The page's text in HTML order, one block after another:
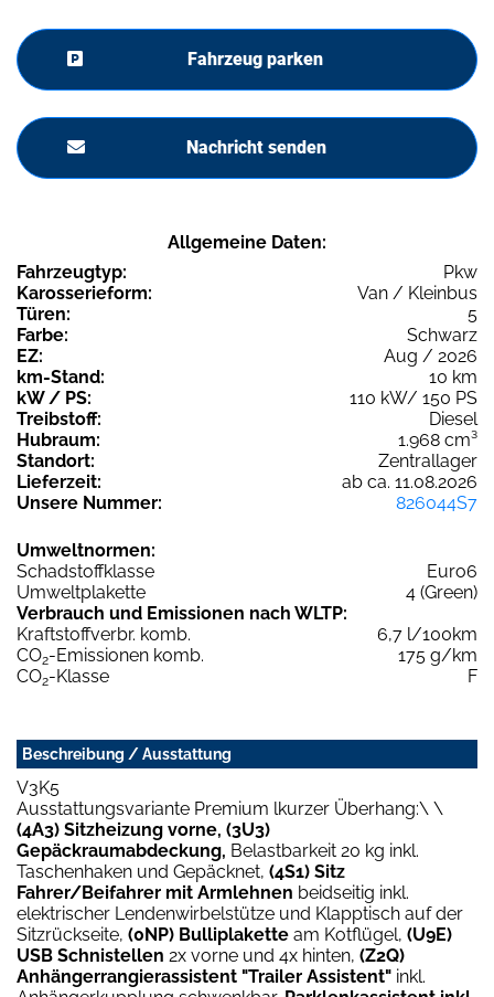
Fahrzeug parken
Nachricht senden
Allgemeine Daten:
Fahrzeugtyp:
Pkw
Karosserieform:
Van / Kleinbus
Türen:
5
Farbe:
Schwarz
EZ:
Aug / 2026
km-Stand:
10 km
kW / PS:
110 kW/ 150 PS
Treibstoff:
Diesel
Hubraum:
1.968 cm³
Standort:
Zentrallager
Lieferzeit:
ab ca. 11.08.2026
Unsere Nummer:
826044S7
Umweltnormen:
Schadstoffklasse
Euro6
Umweltplakette
4 (Green)
Verbrauch und Emissionen nach WLTP:
Kraftstoffverbr. komb.
6,7 l/100km
CO2-Emissionen komb.
175 g/km
CO2-Klasse F
Beschreibung / Ausstattung
V3K5
Ausstattungsvariante Premium lkurzer Überhang:\ \
(4A3) Sitzheizung vorne, (3U3)
Gepäckraumabdeckung, Belastbarkeit 20 kg inkl.
Taschenhaken und Gepäcknet, (4S1) Sitz
Fahrer/Beifahrer mit Armlehnen beidseitig inkl.
elektrischer Lendenwirbelstütze und Klapptisch auf der
Sitzrückseite, (0NP) Bulliplakette am Kotflügel, (U9E)
USB Schnistellen 2x vorne und 4x hinten, (Z2Q)
Anhängerrangierassistent "Trailer Assistent" inkl.